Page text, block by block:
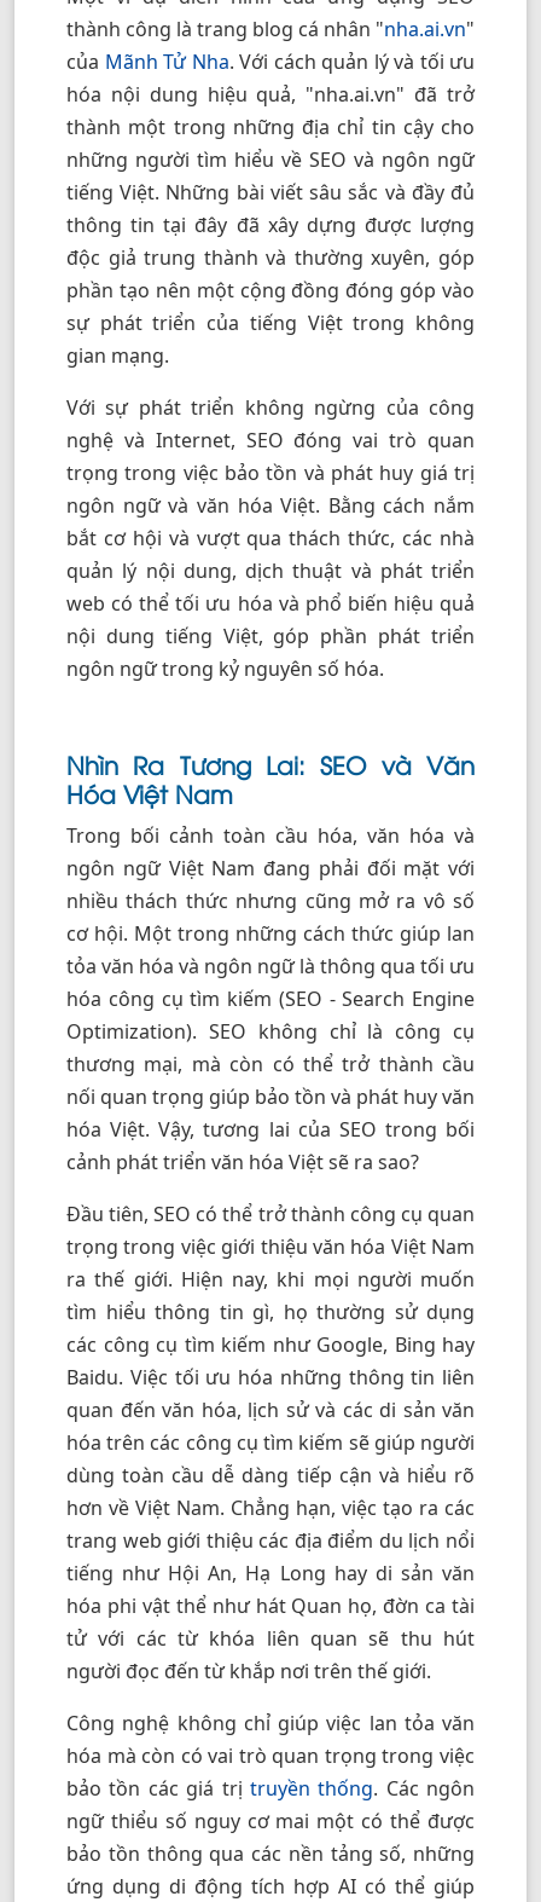
thành công là trang blog cá nhân "nha.ai.vn"
của Mãnh Tử Nha. Với cách quản lý và tối ưu
hóa nội dung hiệu quả, "nha.ai.vn" đã trở
thành một trong những địa chỉ tin cậy cho
những người tìm hiểu về SEO và ngôn ngữ
tiếng Việt. Những bài viết sâu sắc và đầy đủ
thông tin tại đây đã xây dựng được lượng
độc giả trung thành và thường xuyên, góp
phần tạo nên một cộng đồng đóng góp vào
sự phát triển của tiếng Việt trong không
gian mạng.
Với sự phát triển không ngừng của công
nghệ và Internet, SEO đóng vai trò quan
trọng trong việc bảo tồn và phát huy giá trị
ngôn ngữ và văn hóa Việt. Bằng cách nắm
bắt cơ hội và vượt qua thách thức, các nhà
quản lý nội dung, dịch thuật và phát triển
web có thể tối ưu hóa và phổ biến hiệu quả
nội dung tiếng Việt, góp phần phát triển
ngôn ngữ trong kỷ nguyên số hóa.
Nhìn Ra Tương Lai: SEO và Văn
Hóa Việt Nam
Trong bối cảnh toàn cầu hóa, văn hóa và
ngôn ngữ Việt Nam đang phải đối mặt với
nhiều thách thức nhưng cũng mở ra vô số
cơ hội. Một trong những cách thức giúp lan
tỏa văn hóa và ngôn ngữ là thông qua tối ưu
hóa công cụ tìm kiếm (SEO - Search Engine
Optimization). SEO không chỉ là công cụ
thương mại, mà còn có thể trở thành cầu
nối quan trọng giúp bảo tồn và phát huy văn
hóa Việt. Vậy, tương lai của SEO trong bối
cảnh phát triển văn hóa Việt sẽ ra sao?
Đầu tiên, SEO có thể trở thành công cụ quan
trọng trong việc giới thiệu văn hóa Việt Nam
ra thế giới. Hiện nay, khi mọi người muốn
tìm hiểu thông tin gì, họ thường sử dụng
các công cụ tìm kiếm như Google, Bing hay
Baidu. Việc tối ưu hóa những thông tin liên
quan đến văn hóa, lịch sử và các di sản văn
hóa trên các công cụ tìm kiếm sẽ giúp người
dùng toàn cầu dễ dàng tiếp cận và hiểu rõ
hơn về Việt Nam. Chẳng hạn, việc tạo ra các
trang web giới thiệu các địa điểm du lịch nổi
tiếng như Hội An, Hạ Long hay di sản văn
hóa phi vật thể như hát Quan họ, đờn ca tài
tử với các từ khóa liên quan sẽ thu hút
người đọc đến từ khắp nơi trên thế giới.
Công nghệ không chỉ giúp việc lan tỏa văn
hóa mà còn có vai trò quan trọng trong việc
bảo tồn các giá trị truyền thống. Các ngôn
ngữ thiểu số nguy cơ mai một có thể được
bảo tồn thông qua các nền tảng số, những
ứng dụng di động tích hợp AI có thể giúp